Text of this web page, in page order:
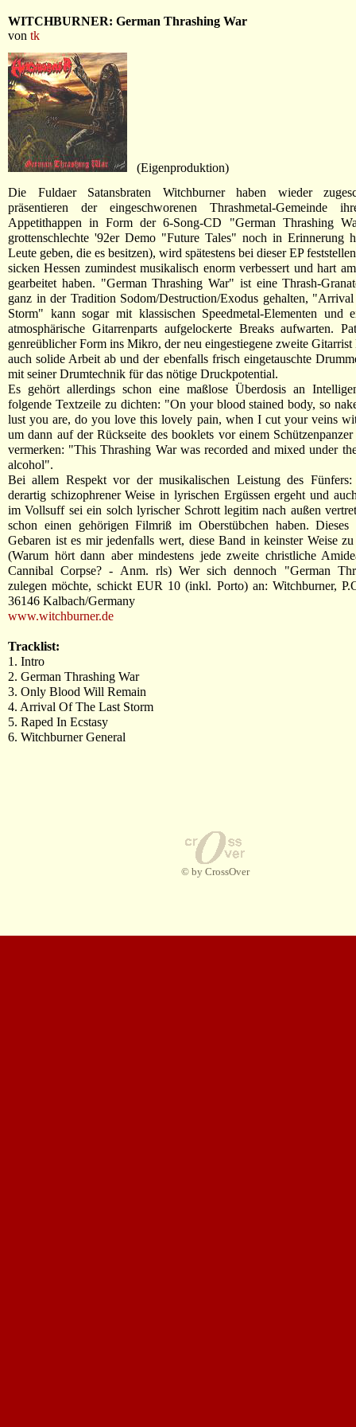
WITCHBURNER: German Thrashing War
von tk
(Eigenproduktion)
Die Fuldaer Satansbraten Witchburner haben wieder
präsentieren der eingeschworenen Thrashmetal-Gemeinde
Appetithappen in Form der 6-Song-CD "German Thrashing
grottenschlechte '92er Demo "Future Tales" noch in Erinnerung
Leute geben, die es besitzen), wird spätestens bei dieser EP
sicken Hessen zumindest musikalisch enorm verbessert und hart
gearbeitet haben. "German Thrashing War" ist eine Thrash-
ganz in der Tradition Sodom/Destruction/Exodus gehalten,
Storm" kann sogar mit klassischen Speedmetal-Elementen und
atmosphärische Gitarrenparts aufgelockerte Breaks aufwarten.
genreüblicher Form ins Mikro, der neu eingestiegene zweite
auch solide Arbeit ab und der ebenfalls frisch eingetauschte
mit seiner Drumtechnik für das nötige Druckpotential.
Es gehört allerdings schon eine maßlose Überdosis an
folgende Textzeile zu dichten: "On your blood stained body, so
lust you are, do you love this lovely pain, when I cut your veins
um dann auf der Rückseite des booklets vor einem
vermerken: "This Thrashing War was recorded and mixed under
alcohol".
Bei allem Respekt vor der musikalischen Leistung des
derartig schizophrener Weise in lyrischen Ergüssen ergeht und
im Vollsuff sei ein solch lyrischer Schrott legitim nach außen
schon einen gehörigen Filmriß im Oberstübchen haben. Dieses
Gebaren ist es mir jedenfalls wert, diese Band in keinster Weise zu
(Warum hört dann aber mindestens jede zweite christliche
Cannibal Corpse? - Anm. rls) Wer sich dennoch "German
zulegen möchte, schickt EUR 10 (inkl. Porto) an: Witchburner,
36146 Kalbach/Germany
www.witchburner.de
Tracklist:
1. Intro
2. German Thrashing War
3. Only Blood Will Remain
4. Arrival Of The Last Storm
5. Raped In Ecstasy
6. Witchburner General
© by CrossOver